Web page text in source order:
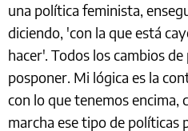
una política feminista,
diciendo, 'con la que está
hacer'. Todos los cambios
posponer. Mi lógica es la
con lo que tenemos encima,
marcha ese tipo de políticas